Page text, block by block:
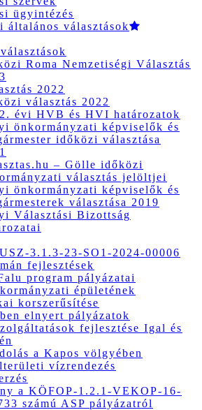
ügyintézés
általános választások
Roma Nemzetiségi Választás
2022
választás 2022
évi HVB és HVI határozatok
önkormányzati képviselők és
időközi választása
– Gölle időközi
választás jelöltjei
önkormányzati képviselők és
választása 2019
Választási Bizottság
3.1.3-23-SO1-2024-00006
fejlesztések
program pályázatai
épületének
korszerűsítése
elnyert pályázatok
fejlesztése Igal és
a Kapos völgyében
vízrendezés
a KÖFOP-1.2.1-VEKOP-16-
számú ASP pályázatról